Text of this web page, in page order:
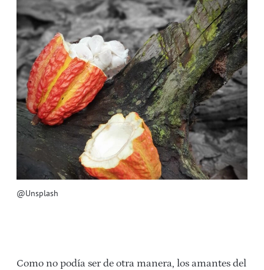
@Unsplash
Como no podía ser de otra manera, los amantes del